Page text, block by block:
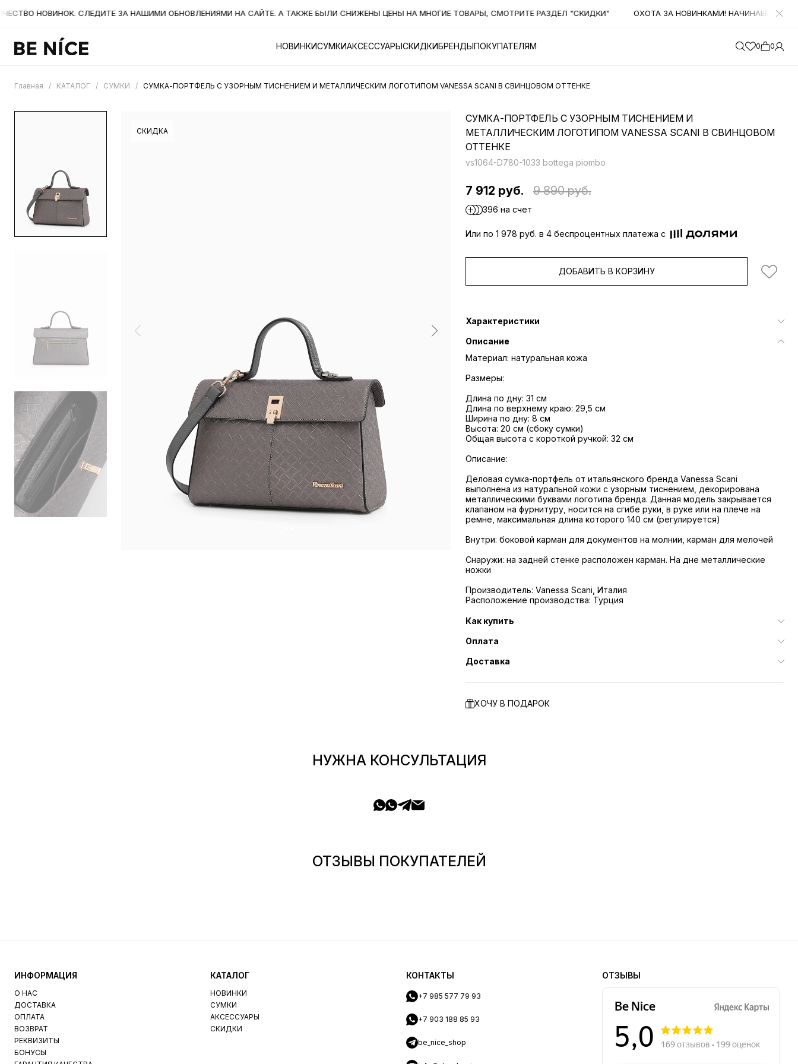
НОВИНОК. СЛЕДИТЕ ЗА НАШИМИ ОБНОВЛЕНИЯМИ НА САЙТЕ. А ТАКЖЕ БЫЛИ СНИЖЕНЫ ЦЕНЫ НА МНОГИЕ ТОВАРЫ, СМОТРИТЕ РАЗДЕЛ "СКИДКИ" ОХОТА ЗА НОВИНКАМИ! НАЧИНАЕМ
НОВИНКИСУМКИАКСЕССУАРЫСКИДКИБРЕНДЫПОКУПАТЕЛЯМ 0 0
Главная / КАТАЛОГ / СУМКИ / СУМКА-ПОРТФЕЛЬ С УЗОРНЫМ ТИСНЕНИЕМ И МЕТАЛЛИЧЕСКИМ ЛОГОТИПОМ VANESSA SCANI В СВИНЦОВОМ ОТТЕНКЕ
СКИДКА
СУМКА-ПОРТФЕЛЬ С УЗОРНЫМ ТИСНЕНИЕМ И
МЕТАЛЛИЧЕСКИМ ЛОГОТИПОМ VANESSA SCANI В СВИНЦОВОМ
ОТТЕНКЕ
vs1064-D780-1033 bottega piombo
7 912 руб. 9 890 руб.
396 на счет
Или по 1 978 руб. в 4 беспроцентных платежа с
ДОБАВИТЬ В КОРЗИНУ
Характеристики
Описание
​​​​Материал: натуральная кожа
Размеры:
Длина по дну: 31 см
Длина по верхнему краю: 29,5 см
Ширина по дну: 8 см
Высота: 20 см (сбоку сумки)
Общая высота с короткой ручкой: 32 см
Описание:
Деловая сумка-портфель от итальянского бренда Vanessa Scani
выполнена из натуральной кожи с узорным тиснением, декорирована
металлическими буквами логотипа бренда. Данная модель закрывается
клапаном на фурнитуру, носится на сгибе руки, в руке или на плече на
ремне, максимальная длина которого 140 см (регулируется)
Внутри: боковой карман для документов на молнии, карман для мелочей
Снаружи: на задней стенке расположен карман. На дне металлические
ножки
Производитель: Vanessa Scani, Италия
Расположение производства: Турция
Как купить
Оплата
Доставка
ХОЧУ В ПОДАРОК
НУЖНА КОНСУЛЬТАЦИЯ
ОТЗЫВЫ ПОКУПАТЕЛЕЙ
ИНФОРМАЦИЯ
О НАС
ДОСТАВКА
ОПЛАТА
ВОЗВРАТ
РЕКВИЗИТЫ
БОНУСЫ
КАТАЛОГ
НОВИНКИ
СУМКИ
АКСЕССУАРЫ
СКИДКИ
КОНТАКТЫ
+7 985 577 79 93
+7 903 188 85 93
be_nice_shop
ОТЗЫВЫ